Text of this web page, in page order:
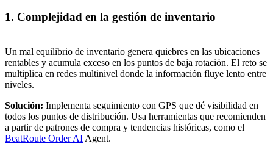
1. Complejidad en la gestión de inventario
Un mal equilibrio de inventario genera quiebres en las ubicaciones
rentables y acumula exceso en los puntos de baja rotación. El reto se
multiplica en redes multinivel donde la información fluye lento entre
niveles.
Solución: Implementa seguimiento con GPS que dé visibilidad en
todos los puntos de distribución. Usa herramientas que recomienden
a partir de patrones de compra y tendencias históricas, como el
BeatRoute Order AI Agent.